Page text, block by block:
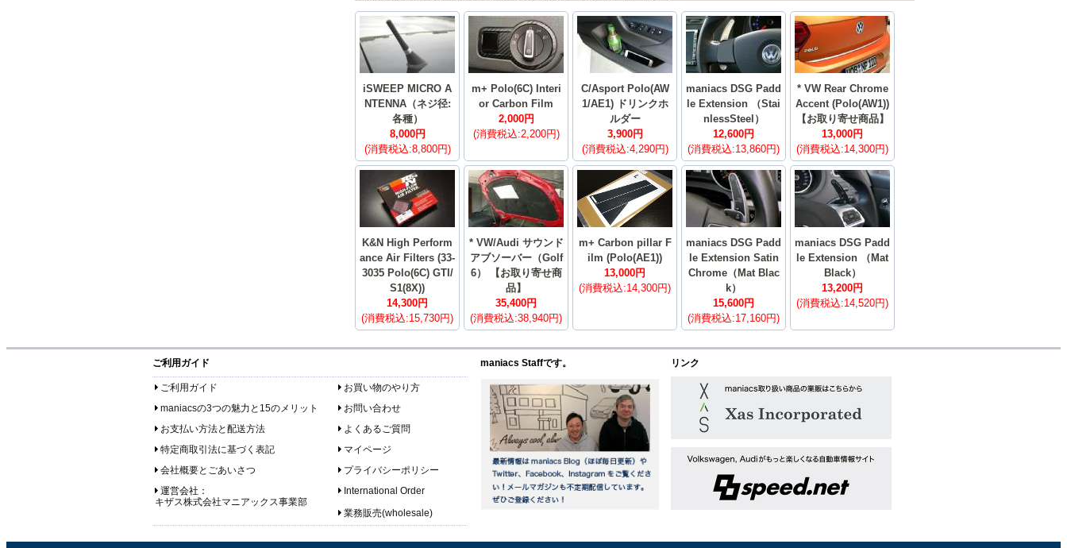
iSWEEP MICRO A
NTENNA（ネジ径:
各種）
8,000円
(消費税込:8,800円)
m+ Polo(6C) Interi
or Carbon Film
2,000円
(消費税込:2,200円)
C/Asport Polo(AW
1/AE1) ドリンクホ
ルダー
3,900円
(消費税込:4,290円)
maniacs DSG Padd
le Extension （Stai
nlessSteel）
12,600円
(消費税込:13,860円)
* VW Rear Chrome
Accent (Polo(AW1))
【お取り寄せ商品】
13,000円
(消費税込:14,300円)
K&N High Perform
ance Air Filters (33-
3035 Polo(6C) GTI/
S1(8X))
14,300円
(消費税込:15,730円)
* VW/Audi サウンド
アブソーバー（Golf
6） 【お取り寄せ商
品】
35,400円
(消費税込:38,940円)
m+ Carbon pillar F
ilm (Polo(AE1))
13,000円
(消費税込:14,300円)
maniacs DSG Padd
le Extension Satin
Chrome（Mat Blac
k）
15,600円
(消費税込:17,160円)
maniacs DSG Padd
le Extension （Mat
Black）
13,200円
(消費税込:14,520円)
ご利用ガイド
ご利用ガイド
お買い物のやり方
maniacsの3つの魅力と15のメリット
お問い合わせ
お支払い方法と配送方法
よくあるご質問
特定商取引法に基づく表記
マイページ
会社概要とごあいさつ
プライバシーポリシー
運営会社：
キザス株式会社マニアックス事業部
International Order
業務販売(wholesale)
maniacs Staffです。 リンク